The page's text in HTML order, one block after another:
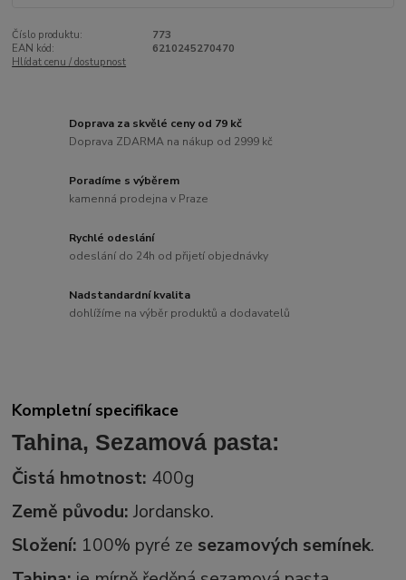
Číslo produktu:
773
EAN kód:
6210245270470
Hlídat cenu / dostupnost
Doprava za skvělé ceny od 79 kč
Doprava ZDARMA na nákup od 2999 kč
Poradíme s výběrem
kamenná prodejna v Praze
Rychlé odeslání
odeslání do 24h od přijetí objednávky
Nadstandardní kvalita
dohlížíme na výběr produktů a dodavatelů
Kompletní specifikace
Tahina, Sezamová pasta:
Čistá hmotnost: 400g
Země původu:Jordansko.
Složení: 100% pyré ze sezamových semínek.